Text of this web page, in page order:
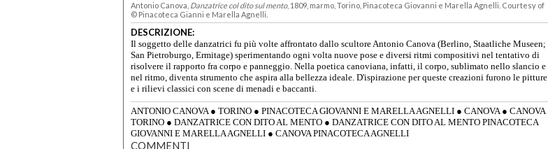
Antonio Canova, Danzatrice col dito sul mento, 1809, marmo, Torino, Pinacoteca Giovanni e Marella Agnelli. Courtesy of
© Pinacoteca Gianni e Marella Agnelli.
DESCRIZIONE:
Il soggetto delle danzatrici fu più volte affrontato dallo scultore Antonio Canova (Berlino, Staatliche Museen;
San Pietroburgo, Ermitage) sperimentando ogni volta nuove pose e diversi ritmi compositivi nel tentativo di
risolvere il rapporto fra corpo e panneggio. Nella poetica canoviana, infatti, il corpo, sublimato nello slancio e
nel ritmo, diventa strumento che aspira alla bellezza ideale. D'ispirazione per queste creazioni furono le pitture
e i rilievi classici con scene di menadi e baccanti.
ANTONIO CANOVA● TORINO ● PINACOTECA GIOVANNI E MARELLA AGNELLI ● CANOVA● CANOVA
TORINO ● DANZATRICE CON DITO AL MENTO ● DANZATRICE CON DITO AL MENTO PINACOTECA
GIOVANNI E MARELLA AGNELLI ● CANOVA PINACOTECA AGNELLI
COMMENTI